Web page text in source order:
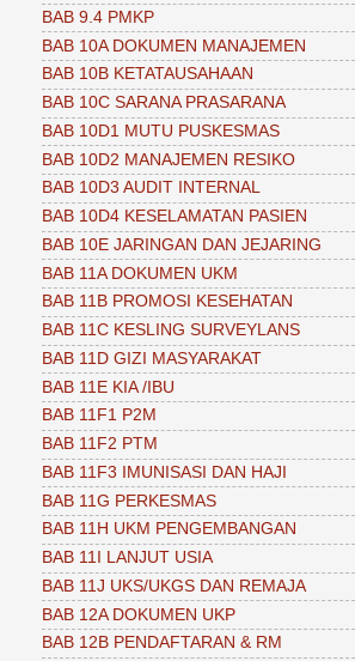
BAB 9.4 PMKP
BAB 10A DOKUMEN MANAJEMEN
BAB 10B KETATAUSAHAAN
BAB 10C SARANA PRASARANA
BAB 10D1 MUTU PUSKESMAS
BAB 10D2 MANAJEMEN RESIKO
BAB 10D3 AUDIT INTERNAL
BAB 10D4 KESELAMATAN PASIEN
BAB 10E JARINGAN DAN JEJARING
BAB 11A DOKUMEN UKM
BAB 11B PROMOSI KESEHATAN
BAB 11C KESLING SURVEYLANS
BAB 11D GIZI MASYARAKAT
BAB 11E KIA /IBU
BAB 11F1 P2M
BAB 11F2 PTM
BAB 11F3 IMUNISASI DAN HAJI
BAB 11G PERKESMAS
BAB 11H UKM PENGEMBANGAN
BAB 11I LANJUT USIA
BAB 11J UKS/UKGS DAN REMAJA
BAB 12A DOKUMEN UKP
BAB 12B PENDAFTARAN & RM